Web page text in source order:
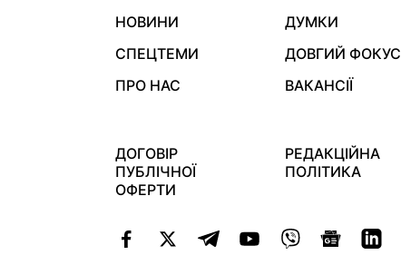
НОВИНИ ДУМКИ
СПЕЦТЕМИ
ДОВГИЙ ФОКУС
ПРО НАС
ВАКАНСІЇ
ДОГОВІР
ПУБЛІЧНОЇ
ОФЕРТИ
РЕДАКЦІЙНА
ПОЛІТИКА